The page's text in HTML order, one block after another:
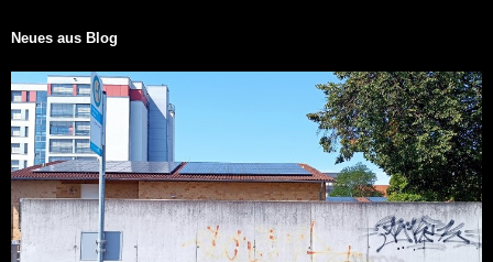
Neues aus Blog